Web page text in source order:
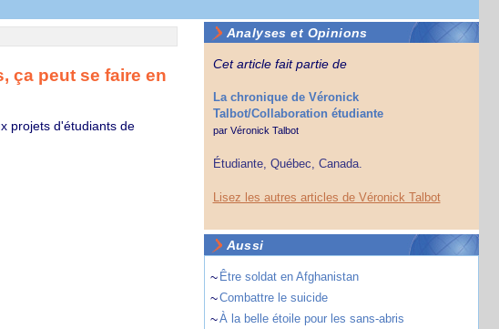
ça peut se faire en
projets d'étudiants de
Analyses et Opinions
Cet article fait partie de
La chronique de Véronick
Talbot/Collaboration étudiante
par Véronick Talbot
Étudiante, Québec, Canada.
Lisez les autres articles de Véronick Talbot
Aussi
~ Être soldat en Afghanistan
~Combattre le suicide
~À la belle étoile pour les sans-abris